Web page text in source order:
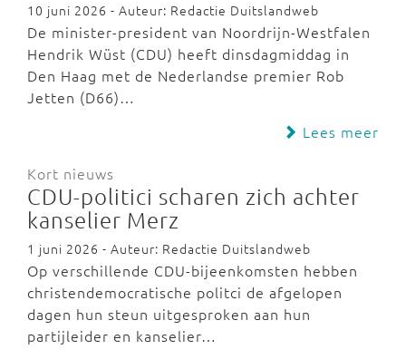
10 juni 2026 - Auteur: Redactie Duitslandweb
De minister-president van Noordrijn-Westfalen
Hendrik Wüst (CDU) heeft dinsdagmiddag in
Den Haag met de Nederlandse premier Rob
Jetten (D66)…
Lees meer
Kort nieuws
CDU-politici scharen zich achter
kanselier Merz
1 juni 2026 - Auteur: Redactie Duitslandweb
Op verschillende CDU-bijeenkomsten hebben
christendemocratische politci de afgelopen
dagen hun steun uitgesproken aan hun
partijleider en kanselier…